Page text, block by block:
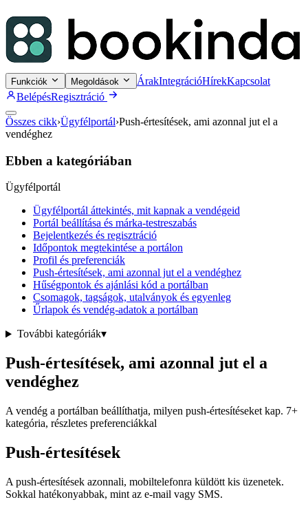
Funkciók Megoldások ÁrakIntegrációHírekKapcsolat
BelépésRegisztráció
Összes cikk›Ügyfélportál›Push-értesítések, ami azonnal jut el a
vendéghez
Ebben a kategóriában
Ügyfélportál
Ügyfélportál áttekintés, mit kapnak a vendégeid
Portál beállítása és márka-testreszabás
Bejelentkezés és regisztráció
Időpontok megtekintése a portálon
Profil és preferenciák
Push-értesítések, ami azonnal jut el a vendéghez
Hűségpontok és ajánlási kód a portálban
Csomagok, tagságok, utalványok és egyenleg
Űrlapok és vendég-adatok a portálban
További kategóriák▾
Push-értesítések, ami azonnal jut el a
vendéghez
A vendég a portálban beállíthatja, milyen push-értesítéseket kap. 7+
kategória, részletes preferenciákkal
Push-értesítések
A push-értesítések azonnali, mobiltelefonra küldött kis üzenetek.
Sokkal hatékonyabbak, mint az e-mail vagy SMS.